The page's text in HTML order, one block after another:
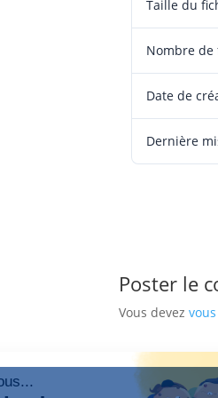
Taille du
Nombre de
Date de
Dernière
Poster le
Vous devez